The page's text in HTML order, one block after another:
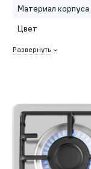
Материал корпуса
Цвет
Развернуть